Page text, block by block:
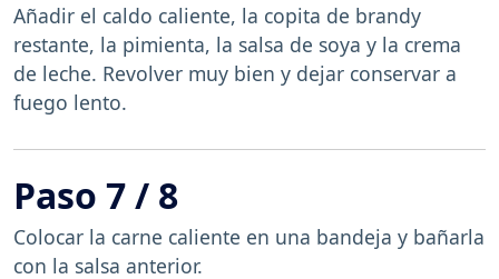
Añadir el caldo caliente, la copita de brandy
restante, la pimienta, la salsa de soya y la crema
de leche. Revolver muy bien y dejar conservar a
fuego lento.
Paso 7 / 8
Colocar la carne caliente en una bandeja y bañarla
con la salsa anterior.